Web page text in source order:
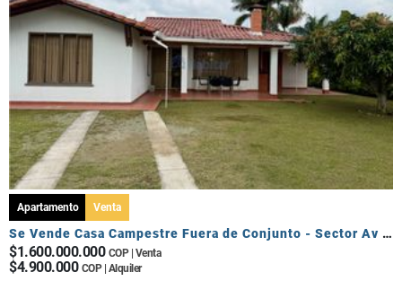
Apartamento Venta
Se Vende Casa Campestre Fuera de Conjunto - Sector Av Centenario
$1.600.000.000 COP | Venta
$4.900.000 COP | Alquiler